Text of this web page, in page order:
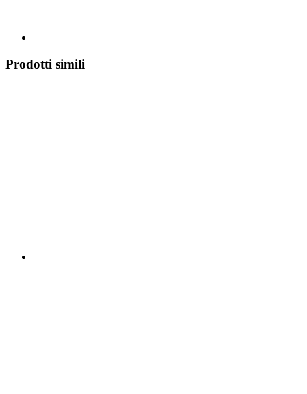
Prodotti simili